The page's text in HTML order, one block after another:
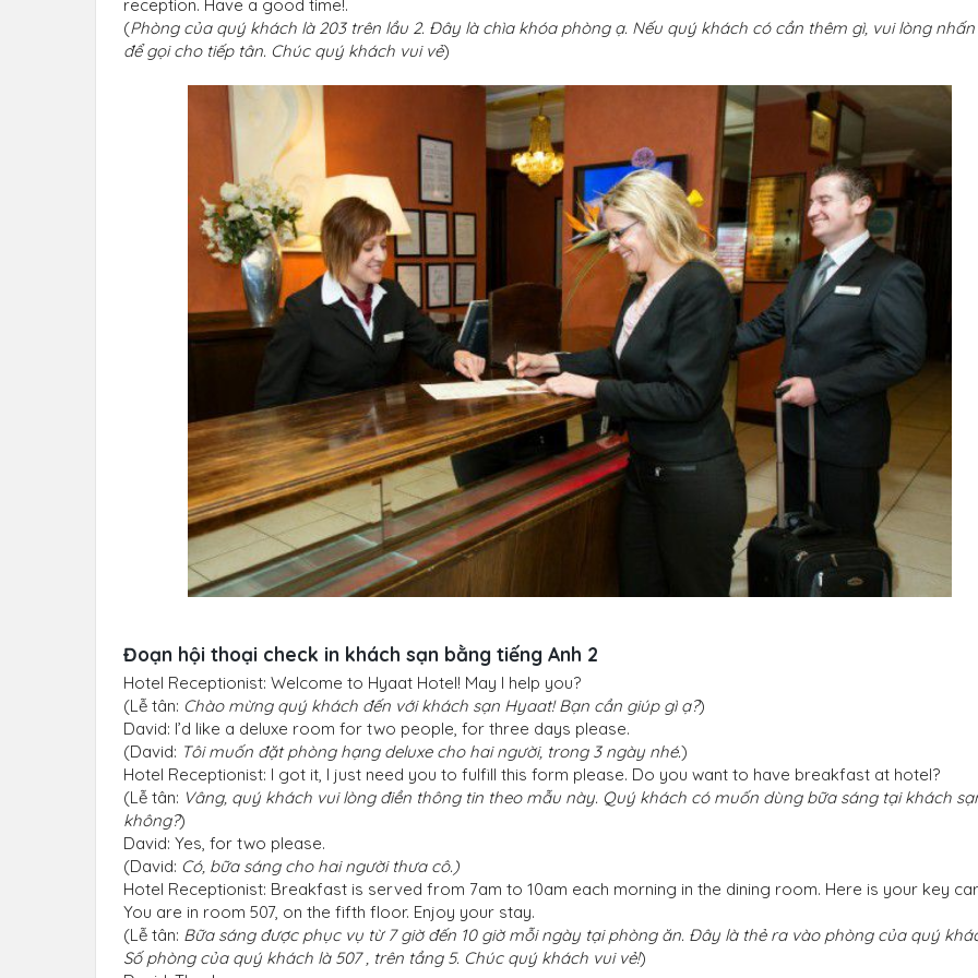
reception. Have a good time!.
(Phòng của quý khách là 203 trên lầu 2. Đây là chìa khóa phòng ạ. Nếu quý khách có cần thêm gì, vui lòng nhấn
để gọi cho tiếp tân. Chúc quý khách vui vẻ)
Đoạn hội thoại check in khách sạn bằng tiếng Anh 2
Hotel Receptionist: Welcome to Hyaat Hotel! May I help you?
(Lễ tân: Chào mừng quý khách đến với khách sạn Hyaat! Bạn cần giúp gì ạ?)
David: I’d like a deluxe room for two people, for three days please.
(David: Tôi muốn đặt phòng hạng deluxe cho hai người, trong 3 ngày nhé.)
Hotel Receptionist: I got it, I just need you to fulfill this form please. Do you want to have breakfast at hotel?
(Lễ tân: Vâng, quý khách vui lòng điền thông tin theo mẫu này. Quý khách có muốn dùng bữa sáng tại khách
không?)
David: Yes, for two please.
(David: Có, bữa sáng cho hai người thưa cô.)
Hotel Receptionist: Breakfast is served from 7am to 10am each morning in the dining room. Here is your key
You are in room 507, on the fifth floor. Enjoy your stay.
(Lễ tân: Bữa sáng được phục vụ từ 7 giờ đến 10 giờ mỗi ngày tại phòng ăn. Đây là thẻ ra vào phòng của quý
Số phòng của quý khách là 507 , trên tầng 5. Chúc quý khách vui vẻ!)